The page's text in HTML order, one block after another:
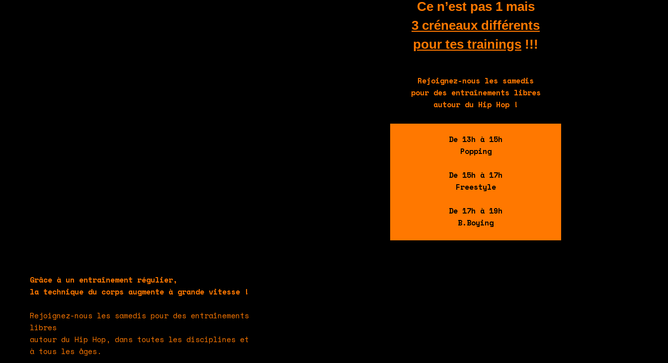
Ce n’est pas 1 mais
3 créneaux différents
pour tes trainings !!!
Rejoignez-nous les samedis
pour des entraînements libres
autour du Hip Hop !
De 13h à 15h
Popping
De 15h à 17h
Freestyle
De 17h à 19h
B.Boying
Grâce à un entraînement régulier,
la technique du corps augmente à grande vitesse !
Rejoignez-nous les samedis pour des entraînements
libres
autour du Hip Hop, dans toutes les disciplines et
à tous les âges.